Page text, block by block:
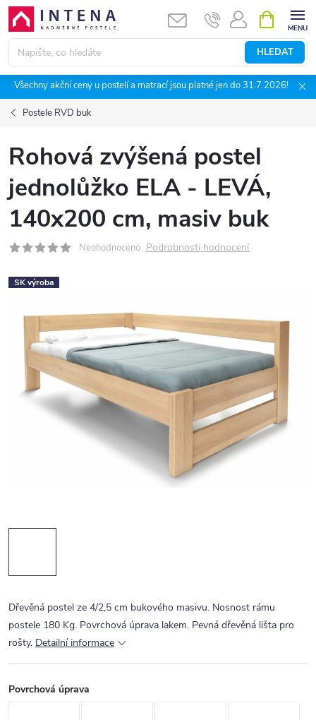
Přejít
obsah
HLEDAT
NÁKUPNÍ
KOŠÍK
Všechny akční ceny u postelí a matrací jsou platné jen do 31.7.2026!
Postele RVD buk
Rohová zvýšená postel
jednolůžko ELA - LEVÁ,
140x200 cm, masiv buk
Neohodnoceno Podrobnosti hodnocení
SK výroba
Dřevěná postel ze 4/2,5 cm bukového masivu. Nosnost rámu
postele 180 Kg. Povrchová úprava lakem. Pevná dřevěná lišta pro
rošty. Detailní informace
Povrchová úprava